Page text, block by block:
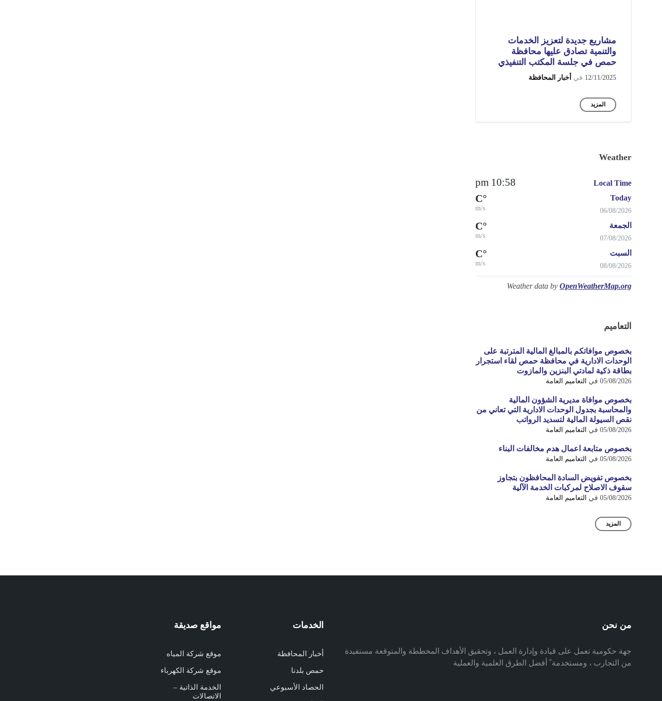
مشاريع جديدة لتعزيز الخدمات
والتنمية تصادق عليها محافظة
حمص في جلسة المكتب التنفيذي
12/11/2025 في أخبار المحافظة
المزيد
Weather
Local Time
10:58 pm
Today
06/08/2026
°C
m/s
الجمعة
07/08/2026
°C
m/s
السبت
08/08/2026
°C
m/s
Weather data by OpenWeatherMap.org
التعاميم
بخصوص موافاتكم بالمبالغ المالية المترتبة على
الوحدات الادارية في محافظة حمص لقاء استجرار
بطاقة ذكية لمادتي البنزين والمازوت
05/08/2026 في التعاميم العامة
بخصوص موافاة مديرية الشؤون المالية
والمحاسبة بجدول الوحدات الادارية التي تعاني من
نقص السيولة المالية لتسديد الرواتب
05/08/2026 في التعاميم العامة
بخصوص متابعة اعمال هدم مخالفات البناء
05/08/2026 في التعاميم العامة
بخصوص تفويض السادة المحافظون بتجاوز
سقوف الاصلاح لمركبات الخدمة الآلية
05/08/2026 في التعاميم العامة
المزيد
من نحن
جهة حكومية تعمل على قيادة وإدارة العمل ، وتحقيق الأهداف المخططة والمتوقعة مستفيدة
من التجارب ، ومستخدمة ً أفضل الطرق العلمية والعملية
الخدمات
أخبار المحافظة
حمص بلدنا
الحصاد الأسبوعي
مواقع صديقة
موقع شركة المياه
موقع شركة الكهرباء
الخدمة الذاتية –
الاتصالات